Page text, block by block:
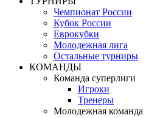
Чемпионат России
Кубок России
Еврокубки
Молодежная лига
Остальные турниры
КОМАНДЫ
Команда суперлиги
Игроки
Тренеры
Молодежная команда